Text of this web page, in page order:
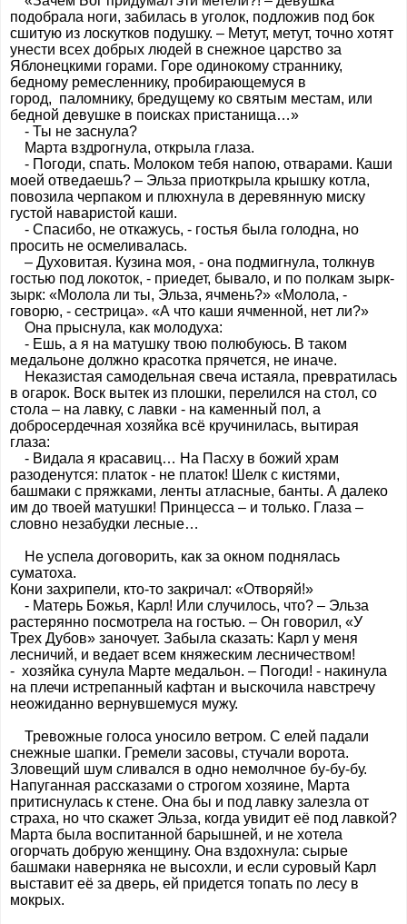
подобрала ноги, забилась в уголок, подложив под бок
сшитую из лоскутков подушку. – Метут, метут, точно хотят
унести всех добрых людей в снежное царство за
Яблонецкими горами. Горе одинокому страннику,
бедному ремесленнику, пробирающемуся в
город, паломнику, бредущему ко святым местам, или
бедной девушке в поисках пристанища…»
- Ты не заснула?
Марта вздрогнула, открыла глаза.
- Погоди, спать. Молоком тебя напою, отварами. Каши
моей отведаешь? – Эльза приоткрыла крышку котла,
повозила черпаком и плюхнула в деревянную миску
густой наваристой каши.
- Спасибо, не откажусь, - гостья была голодна, но
просить не осмеливалась.
– Духовитая. Кузина моя, - она подмигнула, толкнув
гостью под локоток, - приедет, бывало, и по полкам зырк-
зырк: «Молола ли ты, Эльза, ячмень?» «Молола, -
говорю, - сестрица». «А что каши ячменной, нет ли?»
Она прыснула, как молодуха:
- Ешь, а я на матушку твою полюбуюсь. В таком
медальоне должно красотка прячется, не иначе.
Неказистая самодельная свеча истаяла, превратилась
в огарок. Воск вытек из плошки, перелился на стол, со
стола – на лавку, с лавки - на каменный пол, а
добросердечная хозяйка всё кручинилась, вытирая
глаза:
- Видала я красавиц… На Пасху в божий храм
разоденутся: платок - не платок! Шелк с кистями,
башмаки с пряжками, ленты атласные, банты. А далеко
им до твоей матушки! Принцесса – и только. Глаза –
словно незабудки лесные…
Не успела договорить, как за окном поднялась
суматоха.
Кони захрипели, кто-то закричал: «Отворяй!»
- Матерь Божья, Карл! Или случилось, что? – Эльза
растерянно посмотрела на гостью. – Он говорил, «У
Трех Дубов» заночует. Забыла сказать: Карл у меня
лесничий, и ведает всем княжеским лесничеством!
- хозяйка сунула Марте медальон. – Погоди! - накинула
на плечи истрепанный кафтан и выскочила навстречу
неожиданно вернувшемуся мужу.
Тревожные голоса уносило ветром. С елей падали
снежные шапки. Гремели засовы, стучали ворота.
Зловещий шум сливался в одно немолчное бу-бу-бу.
Напуганная рассказами о строгом хозяине, Марта
притиснулась к стене. Она бы и под лавку залезла от
страха, но что скажет Эльза, когда увидит её под лавкой?
Марта была воспитанной барышней, и не хотела
огорчать добрую женщину. Она вздохнула: сырые
башмаки наверняка не высохли, и если суровый Карл
выставит её за дверь, ей придется топать по лесу в
мокрых.